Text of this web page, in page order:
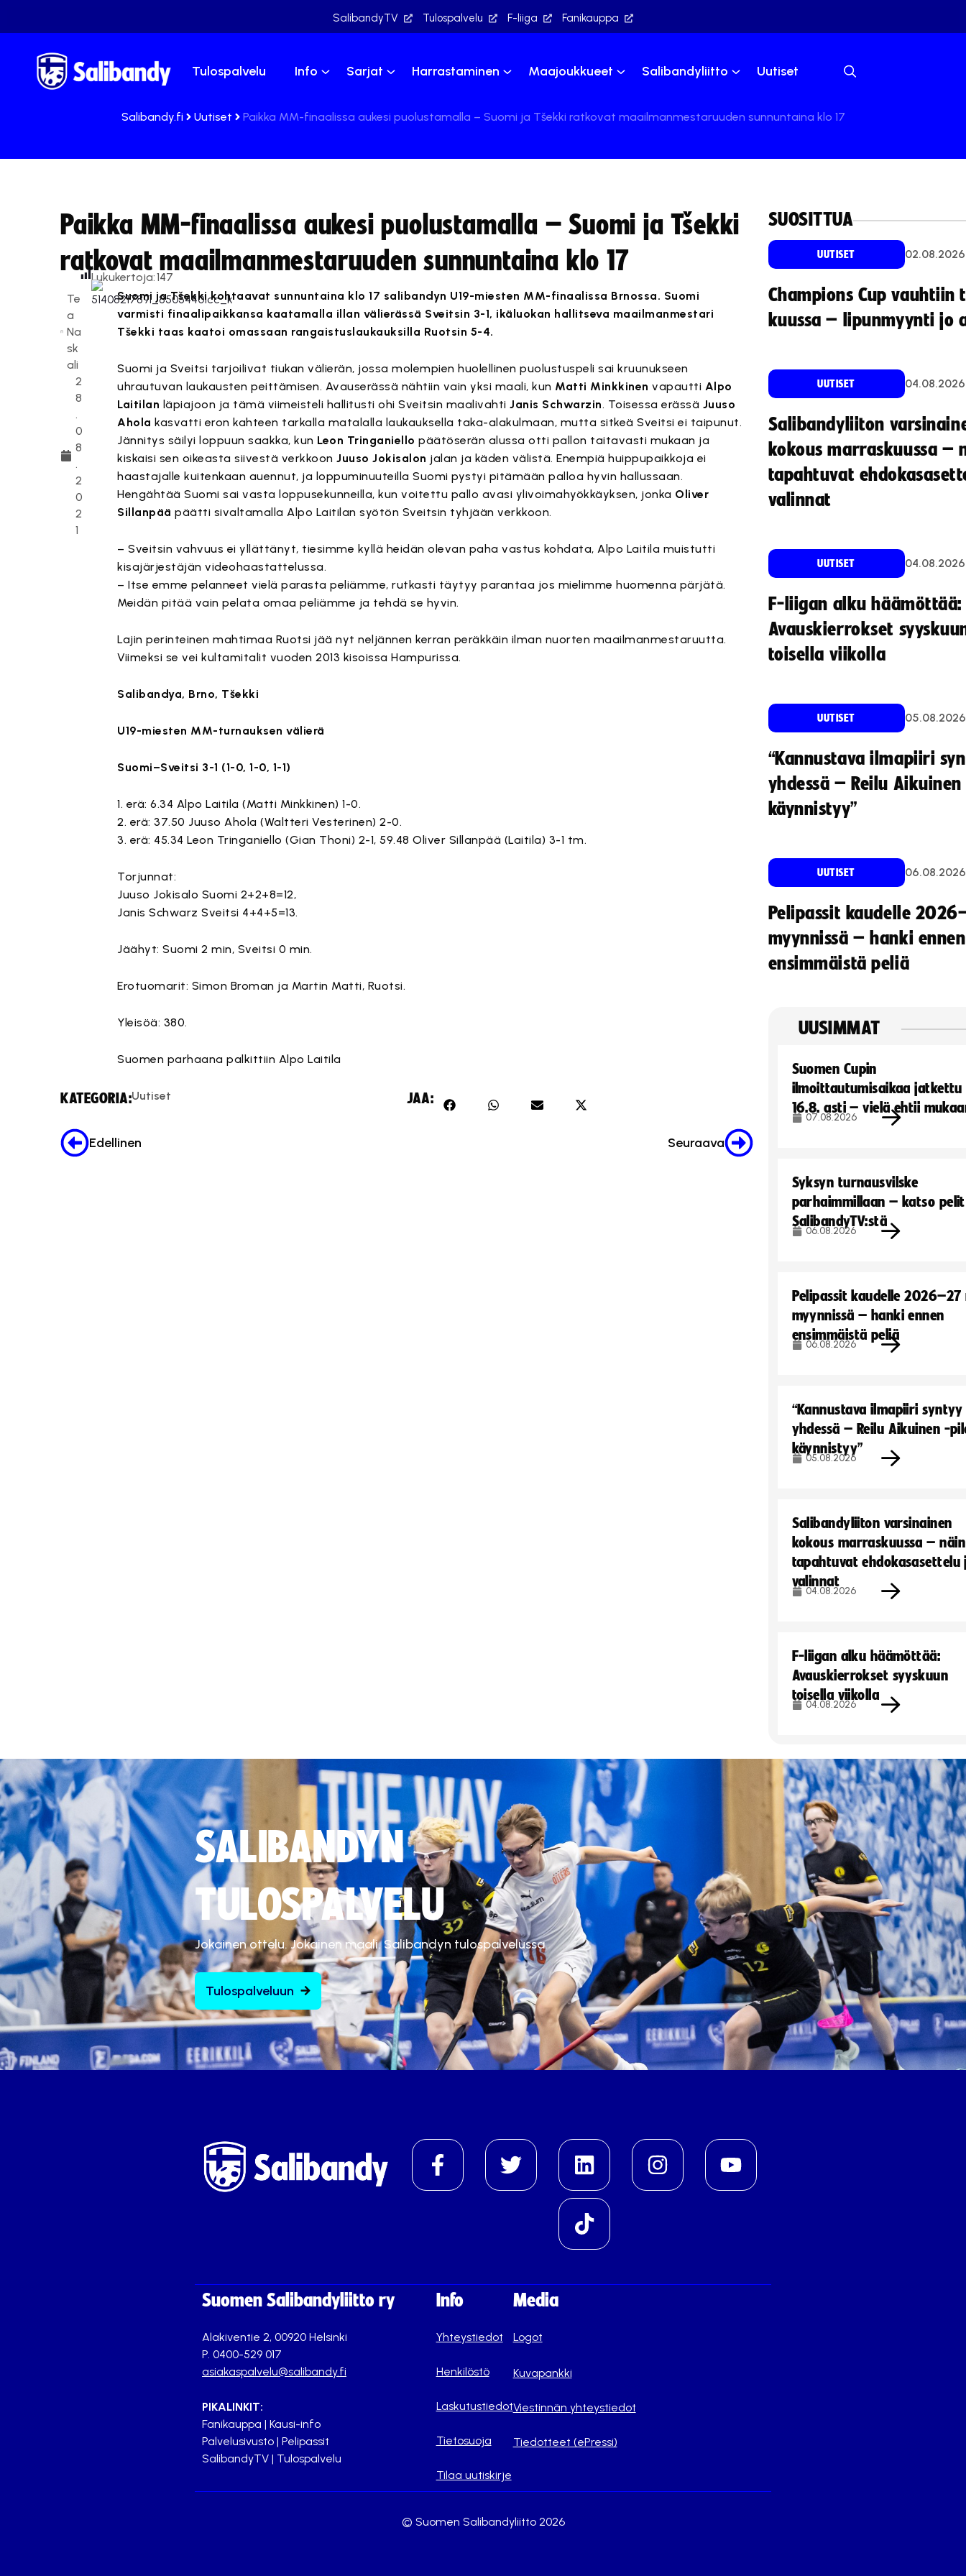
SalibandyTV Tulospalvelu F-liiga Fanikauppa
Tulospalvelu Info Sarjat Harrastaminen Maajoukkueet Salibandyliitto Uutiset
Salibandy.fi Uutiset Paikka MM-finaalissa aukesi puolustamalla – Suomi ja Tšekki ratkovat maailmanmestaruuden sunnuntaina klo 17
Paikka MM-finaalissa aukesi puolustamalla – Suomi ja Tšekki
ratkovat maailmanmestaruuden sunnuntaina klo 17
Te
a
Na
sk
ali
2
8
.
0
8
.
2
0
2
1
Lukukertoja:147
Suomi ja Tšekki kohtaavat sunnuntaina klo 17 salibandyn U19-miesten MM-finaalissa Brnossa. Suomi
varmisti finaalipaikkansa kaatamalla illan välierässä Sveitsin 3-1, ikäluokan hallitseva maailmanmestari
Tšekki taas kaatoi omassaan rangaistuslaukauksilla Ruotsin 5-4.
Suomi ja Sveitsi tarjoilivat tiukan välierän, jossa molempien huolellinen puolustuspeli sai kruunukseen
uhrautuvan laukausten peittämisen. Avauserässä nähtiin vain yksi maali, kun Matti Minkkinen vapautti Alpo
Laitilan läpiajoon ja tämä viimeisteli hallitusti ohi Sveitsin maalivahtiJanis Schwarzin. Toisessa erässä Juuso
Ahola kasvatti eron kahteen tarkalla matalalla laukauksella taka-alakulmaan, mutta sitkeä Sveitsi ei taipunut.
Jännitys säilyi loppuun saakka, kun Leon Tringaniello päätöserän alussa otti pallon taitavasti mukaan ja
kiskaisi sen oikeasta siivestä verkkoonJuuso Jokisalon jalan ja käden välistä. Enempiä huippupaikkoja ei
haastajalle kuitenkaan auennut, ja loppuminuuteilla Suomi pystyi pitämään palloa hyvin hallussaan.
Hengähtää Suomi sai vasta loppusekunneilla, kun voitettu pallo avasi ylivoimahyökkäyksen, jonka Oliver
Sillanpää päätti sivaltamalla Alpo Laitilan syötön Sveitsin tyhjään verkkoon.
– Sveitsin vahvuus ei yllättänyt, tiesimme kyllä heidän olevan paha vastus kohdata, Alpo Laitila muistutti
kisajärjestäjän videohaastattelussa.
– Itse emme pelanneet vielä parasta peliämme, rutkasti täytyy parantaa jos mielimme huomenna pärjätä.
Meidän pitää vain pelata omaa peliämme ja tehdä se hyvin.
Lajin perinteinen mahtimaa Ruotsi jää nyt neljännen kerran peräkkäin ilman nuorten maailmanmestaruutta.
Viimeksi se vei kultamitalit vuoden 2013 kisoissa Hampurissa.
Salibandya, Brno, Tšekki
U19-miesten MM-turnauksen välierä
Suomi–Sveitsi 3-1 (1-0, 1-0, 1-1)
1. erä: 6.34 Alpo Laitila (Matti Minkkinen) 1-0.
2. erä: 37.50 Juuso Ahola (Waltteri Vesterinen) 2-0.
3. erä: 45.34 Leon Tringaniello (Gian Thoni) 2-1, 59.48 Oliver Sillanpää (Laitila) 3-1 tm.
Torjunnat:
Juuso Jokisalo Suomi 2+2+8=12,
Janis Schwarz Sveitsi 4+4+5=13.
Jäähyt: Suomi 2 min, Sveitsi 0 min.
Erotuomarit: Simon Broman ja Martin Matti, Ruotsi.
Yleisöä: 380.
Suomen parhaana palkittiin Alpo Laitila
KATEGORIA:Uutiset JAA:
Edellinen Seuraava
SUOSITTUA
UUTISET 02.08.2026
Champions Cup vauhtiin
kuussa – lipunmyynti jo
UUTISET 04.08.2026
Salibandyliiton
kokous marraskuussa –
tapahtuvat
valinnat
UUTISET 04.08.2026
F-liigan alku häämöttää:
Avauskierrokset
toisella viikolla
UUTISET 05.08.2026
“Kannustava ilmapiiri
yhdessä – Reilu
käynnistyy”
UUTISET 06.08.2026
Pelipassit kaudelle
myynnissä – hanki ennen
ensimmäistä peliä
UUSIMMAT
Suomen Cupin
ilmoittautumisaikaa jatkettu
16.8. asti – vielä ehtii
07.08.2026
Syksyn turnausvilske
parhaimmillaan – katso pelit
SalibandyTV:stä
06.08.2026
Pelipassit kaudelle
myynnissä – hanki ennen
ensimmäistä peliä
06.08.2026
“Kannustava ilmapiiri syntyy
yhdessä – Reilu Aikuinen -
käynnistyy”
05.08.2026
Salibandyliiton varsinainen
kokous marraskuussa – näin
tapahtuvat ehdokasasettelu
valinnat
04.08.2026
F-liigan alku häämöttää:
Avauskierrokset syyskuun
toisella viikolla
04.08.2026
SALIBANDYN
TULOSPALVELU
Jokainen ottelu. Jokainen maali. Salibandyn tulospalvelussa.
Tulospalveluun
Suomen Salibandyliitto ry
Alakiventie 2, 00920 Helsinki
P. 0400-529 017
asiakaspalvelu@salibandy.fi
PIKALINKIT:
Fanikauppa | Kausi-info
Palvelusivusto | Pelipassit
SalibandyTV | Tulospalvelu
Info
Yhteystiedot
Henkilöstö
Laskutustiedot
Tietosuoja
Tilaa uutiskirje
Media
Logot
Kuvapankki
Viestinnän yhteystiedot
Tiedotteet (ePressi)
© Suomen Salibandyliitto 2026